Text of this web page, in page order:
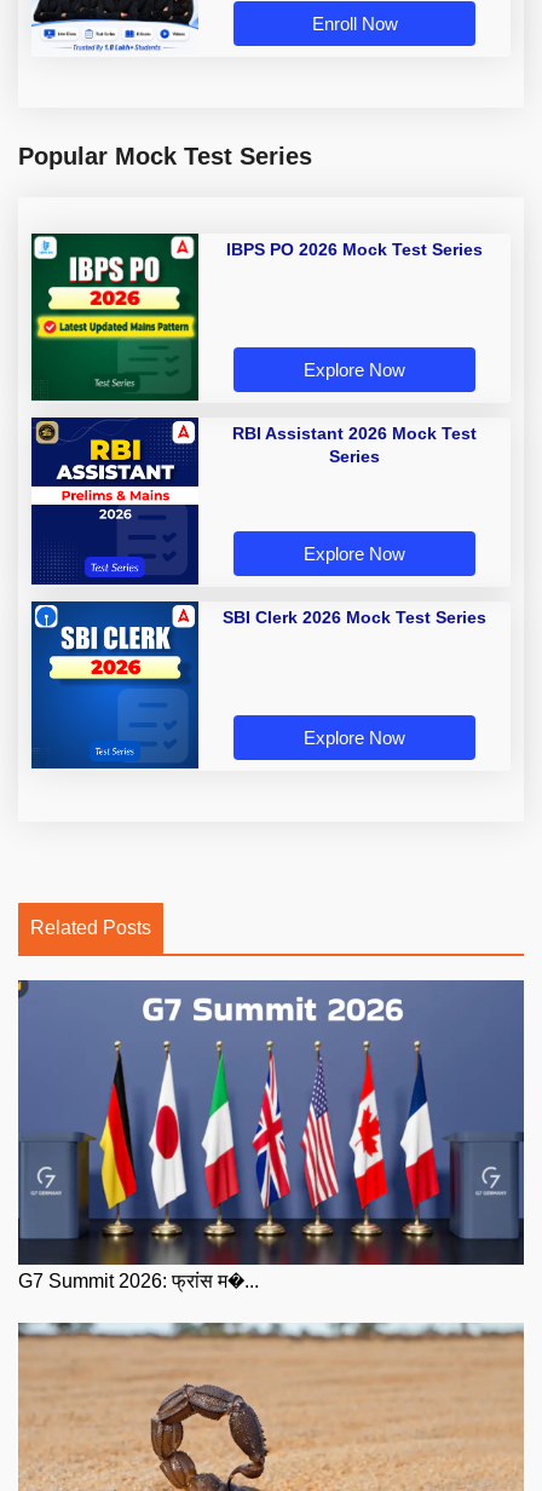
Enroll Now
Popular Mock Test Series
IBPS PO 2026 Mock Test Series
Explore Now
RBI Assistant 2026 Mock Test
Series
Explore Now
SBI Clerk 2026 Mock Test Series
Explore Now
Related Posts
G7 Summit 2026: फ्रांस म�...